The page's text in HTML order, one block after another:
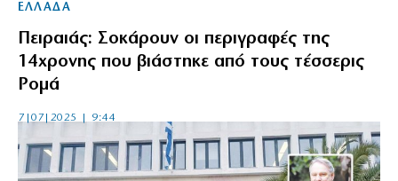
ΕΛΛΑΔΑ
Πειραιάς: Σοκάρουν οι περιγραφές της
14χρονης που βιάστηκε από τους τέσσερις
Ρομά
7|07|2025 | 9:44